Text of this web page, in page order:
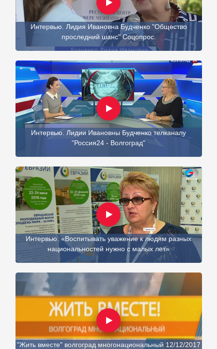
Интервью. Лидия Ивановна Будченко "Общество
проследний шанс" Соцопрос.
Интервью. Лидии Ивановны Будченко телканалу
"Россия24 - Волгоград"
Интервью. «Воспитывать уважение к людям разных
национальностей нужно с малых лет»
"Жить вместе" волгоград многонациональный 12/12/2017